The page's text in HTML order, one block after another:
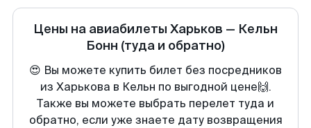
Цены на авиабилеты Харьков — Кельн
Бонн (туда и обратно)
😍 Вы можете купить билет без посредников
из Харькова в Кельн по выгодной цене🙌.
Также вы можете выбрать перелет туда и
обратно, если уже знаете дату возвращения